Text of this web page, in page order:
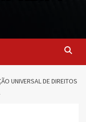
UNIVERSAL DE DIREITOS